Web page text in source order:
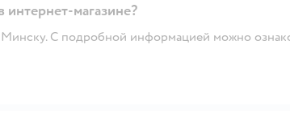
интернет-магазине?
С подробной информацией можно